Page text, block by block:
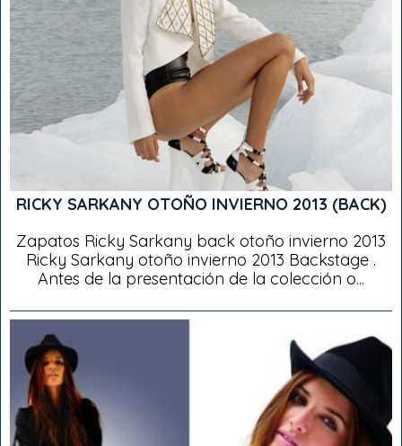
RICKY SARKANY OTOÑO INVIERNO 2013 (BACK)
Zapatos Ricky Sarkany back otoño invierno 2013
Ricky Sarkany otoño invierno 2013 Backstage .
Antes de la presentación de la colección o...